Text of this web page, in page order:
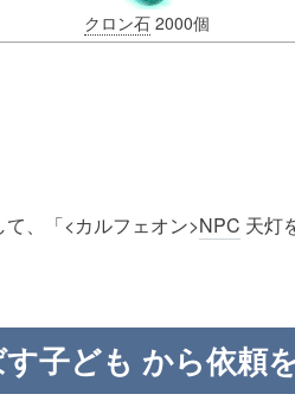
クロン石2000個
、「<カルフェオン>NPC 天灯
子ども から依頼